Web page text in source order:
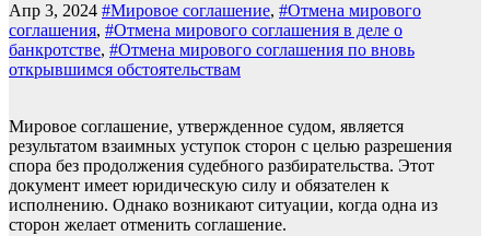
Апр 3, 2024 #Мировое соглашение, #Отмена мирового
соглашения, #Отмена мирового соглашения в деле о
банкротстве, #Отмена мирового соглашения по вновь
открывшимся обстоятельствам
Мировое соглашение, утвержденное судом, является
результатом взаимных уступок сторон с целью разрешения
спора без продолжения судебного разбирательства. Этот
документ имеет юридическую силу и обязателен к
исполнению. Однако возникают ситуации, когда одна из
сторон желает отменить соглашение.